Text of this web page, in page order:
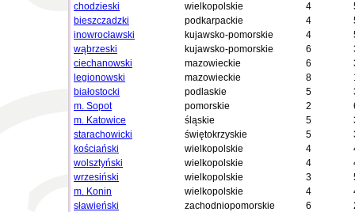
chodzieski
wielkopolskie 4
bieszczadzki
podkarpackie 4
inowrocławski
kujawsko-pomorskie 4
wąbrzeski
kujawsko-pomorskie 6
ciechanowski
mazowieckie 6
legionowski
mazowieckie 8
białostocki
podlaskie 5
m. Sopot
pomorskie 2
m. Katowice
śląskie 5
starachowicki
świętokrzyskie 5
kościański
wielkopolskie 4
wolsztyński
wielkopolskie 4
wrzesiński
wielkopolskie 3
m. Konin
wielkopolskie 4
sławieński
zachodniopomorskie 6